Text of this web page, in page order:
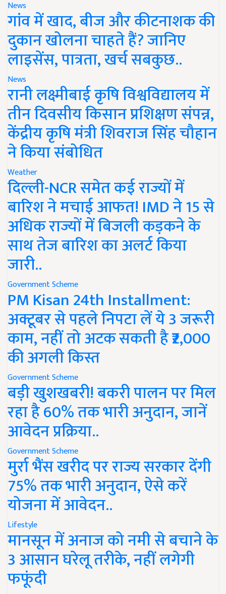
News
गांव में खाद, बीज और कीटनाशक की
दुकान खोलना चाहते हैं? जानिए
लाइसेंस, पात्रता, खर्च सबकुछ..
News
रानी लक्ष्मीबाई कृषि विश्वविद्यालय में
तीन दिवसीय किसान प्रशिक्षण संपन्न,
केंद्रीय कृषि मंत्री शिवराज सिंह चौहान
ने किया संबोधित
Weather
दिल्ली-NCR समेत कई राज्यों में
बारिश ने मचाई आफत! IMD ने 15 से
अधिक राज्यों में बिजली कड़कने के
साथ तेज बारिश का अलर्ट किया
जारी..
Government Scheme
PM Kisan 24th Installment:
अक्टूबर से पहले निपटा लें ये 3 जरूरी
काम, नहीं तो अटक सकती है ₹2,000
की अगली किस्त
Government Scheme
बड़ी खुशखबरी! बकरी पालन पर मिल
रहा है 60% तक भारी अनुदान, जानें
आवेदन प्रक्रिया..
Government Scheme
मुर्रा भैंस खरीद पर राज्य सरकार देंगी
75% तक भारी अनुदान, ऐसे करें
योजना में आवेदन..
Lifestyle
मानसून में अनाज को नमी से बचाने के
3 आसान घरेलू तरीके, नहीं लगेगी
फफूंदी